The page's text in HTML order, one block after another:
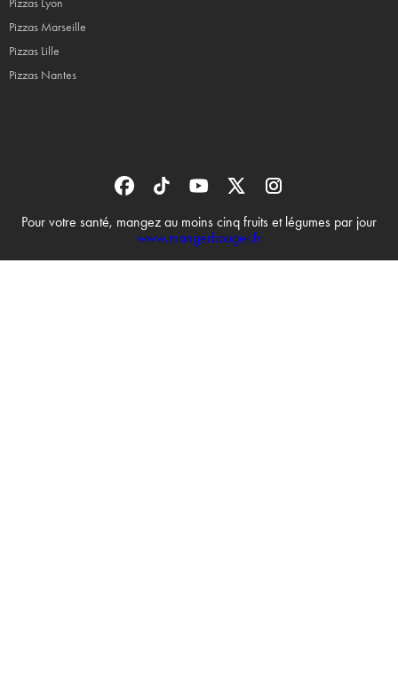
Pizzas Lyon
Pizzas Marseille
Pizzas Lille
Pizzas Nantes
Pour votre santé, mangez au moins cinq fruits et légumes par jour
www.mangerbouger.fr